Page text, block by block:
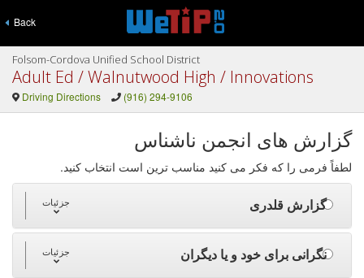
Back
Folsom-Cordova Unified School District
Adult Ed / Walnutwood High / Innovations
Driving Directions (916) 294-9106
گزارش های انجمن ناشناس
لطفاً فرمی را که فکر می کنید مناسب ترین است انتخاب کنید.
گزارش قلدری جزئیات
نگرانی برای خود و یا دیگران جزئیات